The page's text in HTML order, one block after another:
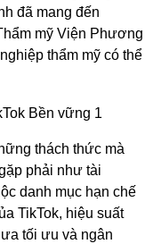
đã mang đến
mỹ Viện Phương
thẩm mỹ có thể
thách thức mà
phải như tài
danh mục hạn chế
TikTok, hiệu suất
tối ưu và ngân